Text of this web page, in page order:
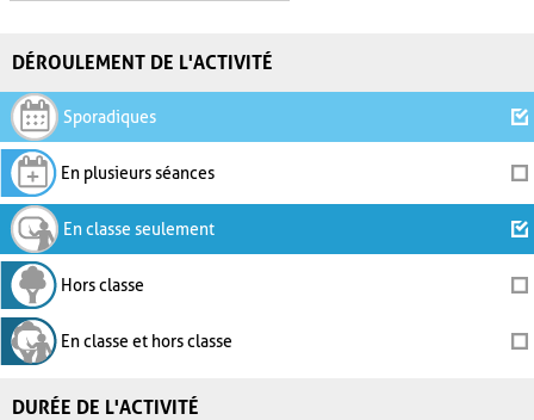
DÉROULEMENT DE L'ACTIVITÉ
Sporadiques
En plusieurs séances
En classe seulement
Hors classe
En classe et hors classe
DURÉE DE L'ACTIVITÉ